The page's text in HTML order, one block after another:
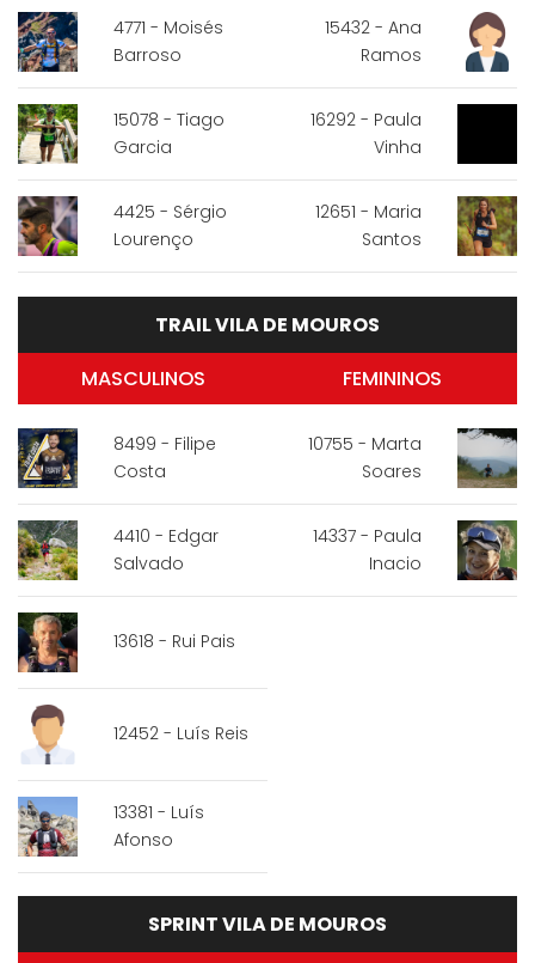
4771 - Moisés
Barroso
15078 - Tiago
Garcia
4425 - Sérgio
Lourenço
15432 - Ana
Ramos
16292 - Paula
Vinha
12651 - Maria
Santos
TRAIL VILA DE MOUROS
MASCULINOS
8499 - Filipe
Costa
4410 - Edgar
Salvado
13618 - Rui Pais
12452 - Luís Reis
13381 - Luís
Afonso
FEMININOS
10755 - Marta
Soares
14337 - Paula
Inacio
SPRINT VILA DE MOUROS